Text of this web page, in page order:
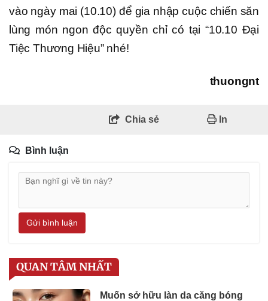
vào ngày mai (10.10) để gia nhập cuộc chiến săn
lùng món ngon độc quyền chỉ có tại “10.10 Đại
Tiệc Thương Hiệu” nhé!
thuongnt
Chia sẻ In
Bình luận
Gửi bình luận
QUAN TÂM NHẤT
Muốn sở hữu làn da căng bóng